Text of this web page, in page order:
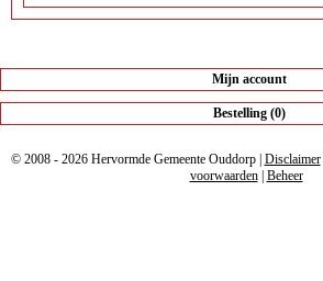
Mijn account
Bestelling (0)
© 2008 - 2026 Hervormde Gemeente Ouddorp | Disclaimer|
voorwaarden| Beheer